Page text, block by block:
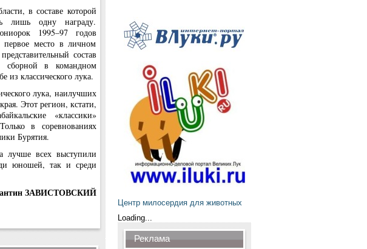
в составе которой
лишь одну награду.
1995–97 годов
первое место в личном
состав
сборной в командном
из классического лука.
лука, наилучших
Этот регион, кстати,
«классики»
в соревнованиях
Бурятия.
лучше всех выступили
юношей, так и среди
ЗАВИСТОВСКИЙ
Центр милосердия для животных
Loading...
Реклама